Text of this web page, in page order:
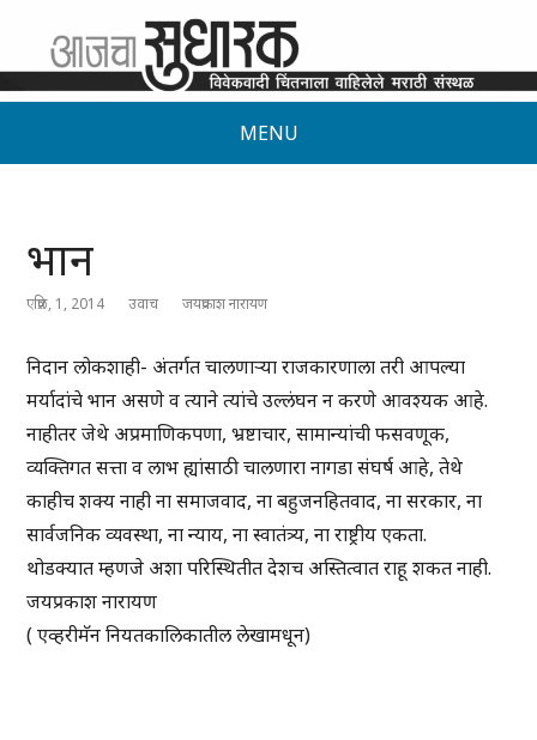
MENU
भान
एप्रिल, 1, 2014 उवाच जयप्रकाश नारायण
निदान लोकशाही- अंतर्गत चालणाऱ्या राजकारणाला तरी आपल्या
मर्यादांचे भान असणे व त्याने त्यांचे उल्लंघन न करणे आवश्यक आहे.
नाहीतर जेथे अप्रमाणिकपणा, भ्रष्टाचार, सामान्यांची फसवणूक,
व्यक्तिगत सत्ता व लाभ ह्यांसाठी चालणारा नागडा संघर्ष आहे, तेथे
काहीच शक्य नाही ना समाजवाद, ना बहुजनहितवाद, ना सरकार, ना
सार्वजनिक व्यवस्था, ना न्याय, ना स्वातंत्र्य, ना राष्ट्रीय एकता.
थोडक्यात म्हणजे अशा परिस्थितीत देशच अस्तित्वात राहू शकत नाही.
जयप्रकाश नारायण
( एव्हरीमॅन नियतकालिकातील लेखामधून)